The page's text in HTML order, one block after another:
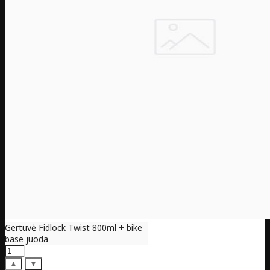
Gertuvė Fidlock Twist 800ml + bike
base juoda
▲ ▼